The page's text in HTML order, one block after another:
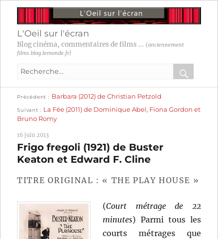
L'Oeil sur l'écran
Blog cinéma, commentaires de films ... (anciennement
films.blog.lemonde.fr)
Recherche
:
OK
Navigation
de
l’article
Précédent
précédente :
Barbara (2012) de Christian Petzold
Suivant
suivante :
La Fée (2011) de Dominique Abel, Fiona Gordon et
Bruno Romy
16 juin 2013
Frigo fregoli (1921) de Buster
Keaton et Edward F. Cline
TITRE ORIGINAL : « THE PLAY HOUSE »
(Court métrage de 22
minutes) Parmi tous les
courts métrages que